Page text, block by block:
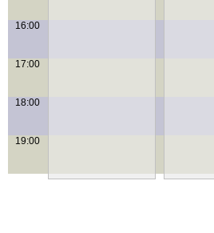
16:00
17:00
18:00
19:00